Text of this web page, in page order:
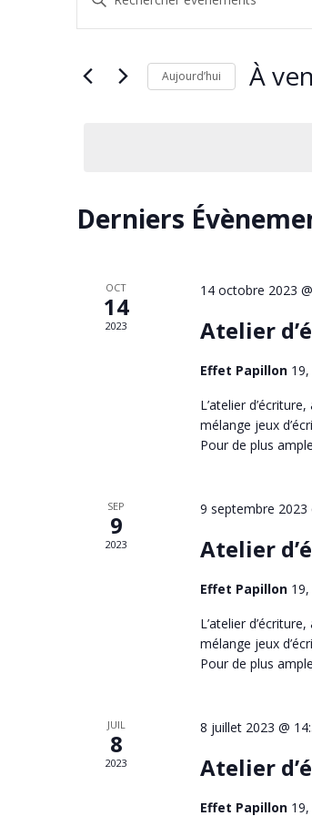
navigation
vues
Évènements
Rechercher
Évènements
Aujourd’hui À
Derniers
OCT
14
2023
14 octobre 2023
Atelier
Effet Papillon
L’atelier
mélange jeux
Pour de plus
SEP
9
2023
9 septembre 2023
Atelier
Effet Papillon
L’atelier
mélange jeux
Pour de plus
JUIL
8
2023
8 juillet 2023 @
Atelier
Effet Papillon